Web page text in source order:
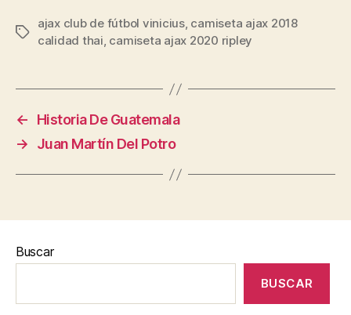
Etiquetas
ajax club de fútbol vinicius, camiseta ajax 2018
calidad thai, camiseta ajax 2020 ripley
←
Historia De Guatemala
→
Juan Martín Del Potro
Buscar
BUSCAR